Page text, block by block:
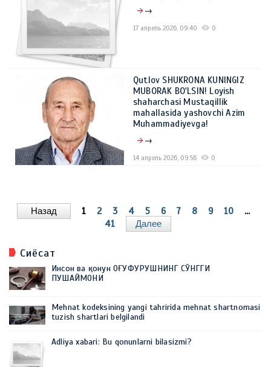
→
17 апрель 2026, 09:40 0
Qutlov SHUKRONA KUNINGIZ
MUBORAK BO'LSIN! Loyish
shaharchasi Mustaqillik
mahallasida yashovchi Azim
Muhammadiyevga!
→
14 апрель 2026, 09:56 0
Назад 1 2 3 4 5 6 7 8 9 10
...
41
Далее
Сиёсат
Инсон ва қонун ОҒУФУРУШНИНГ СЎНГГИ
ПУШАЙМОНИ
Mehnat kodeksining yangi tahririda mehnat shartnomasi
tuzish shartlari belgilandi
Adliya xabari: Bu qonunlarni bilasizmi?